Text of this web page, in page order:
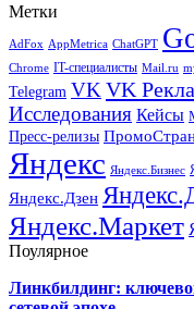
Метки
AdFox AppMetrica ChatGPT
Chrome IT-специалисты Mail.ru
Telegram VK VK
Исследования Кейсы
Пресс-релизы
Яндекс Яндекс.Бизнес
Яндекс.Дзен
Яндекс.Маркет
Поулярное
Линкбилдинг: